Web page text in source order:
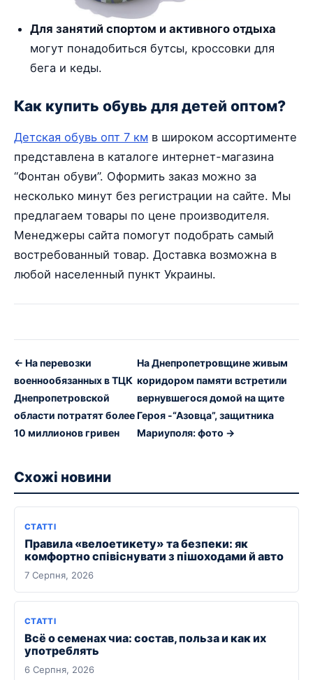
Для занятий спортом и активного отдыха
могут понадобиться бутсы, кроссовки для
бега и кеды.
Как купить обувь для детей оптом?
Детская обувь опт 7 км в широком ассортименте
представлена в каталоге интернет-магазина
“Фонтан обуви”. Оформить заказ можно за
несколько минут без регистрации на сайте. Мы
предлагаем товары по цене производителя.
Менеджеры сайта помогут подобрать самый
востребованный товар. Доставка возможна в
любой населенный пункт Украины.
← На перевозки
военнообязанных в ТЦК
Днепропетровской
области потратят более
10 миллионов гривен
На Днепропетровщине живым
коридором памяти встретили
вернувшегося домой на щите
Героя -“Азовца”, защитника
Мариуполя: фото →
Схожі новини
СТАТТІ
Правила «велоетикету» та безпеки: як
комфортно співіснувати з пішоходами й авто
7 Серпня, 2026
СТАТТІ
Всё о семенах чиа: состав, польза и как их
употреблять
6 Серпня, 2026